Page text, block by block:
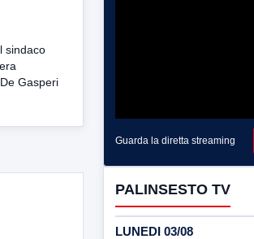
sindaco
Gasperi
Guarda la diretta streaming
PALINSESTO TV
LUNEDI 03/08